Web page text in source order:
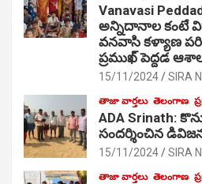
Vanavasi
అన్నిదానాల కంటే
వనవాసి కళ్యాణ
ప్రముఖ్ పెద్దడ
15/11/2024 SIRA
తాజా వార్తలు తెలంగాణ
ADA Srinath:
సంద‌ర్శించిన
15/11/2024 SIRA
తాజా వార్తలు తెలంగాణ